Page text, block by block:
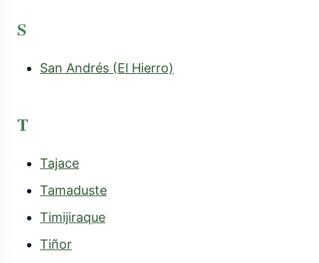
S
San Andrés (El Hierro)
T
Tajace
Tamaduste
Timijiraque
Tiñor